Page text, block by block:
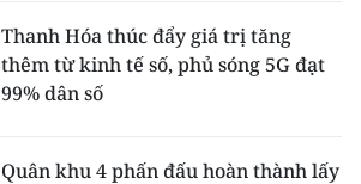
Thanh Hóa thúc đẩy giá trị tăng
thêm từ kinh tế số, phủ sóng 5G đạt
99% dân số
Quân khu 4 phấn đấu hoàn thành lấy